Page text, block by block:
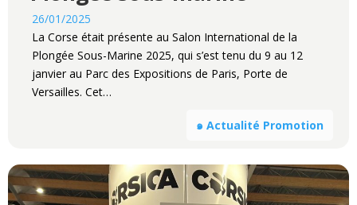
26/01/2025
La Corse était présente au Salon International de la
Plongée Sous-Marine 2025, qui s’est tenu du 9 au 12
janvier au Parc des Expositions de Paris, Porte de
Versailles. Cet…
๑ Actualité Promotion